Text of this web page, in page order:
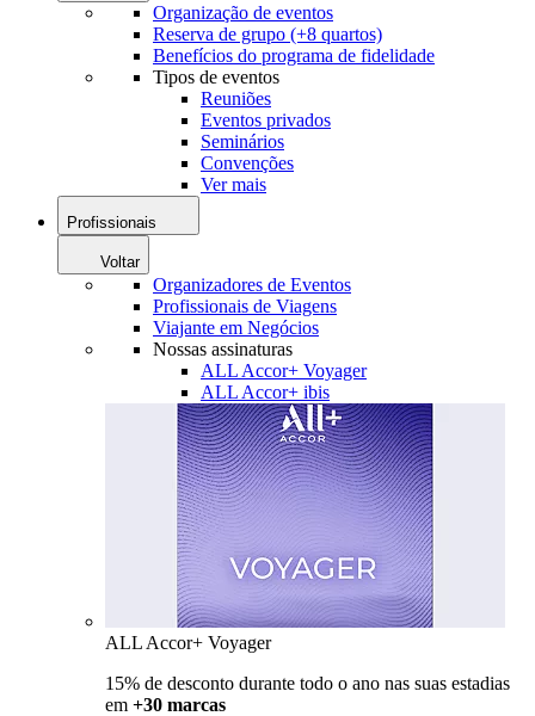
Organização de eventos
Reserva de grupo (+8 quartos)
Benefícios do programa de fidelidade
Tipos de eventos
Reuniões
Eventos privados
Seminários
Convenções
Ver mais
Profissionais
Voltar
Organizadores de Eventos
Profissionais de Viagens
Viajante em Negócios
Nossas assinaturas
ALL Accor+ Voyager
ALL Accor+ ibis
ALL Accor+ Voyager
15% de desconto durante todo o ano nas suas estadias
em +30 marcas